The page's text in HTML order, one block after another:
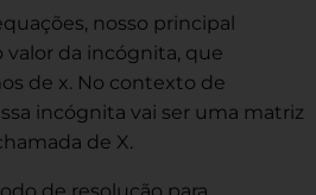
nosso principal
da incógnita, que
de x. No contexto de
incógnita vai ser uma matriz
de X.